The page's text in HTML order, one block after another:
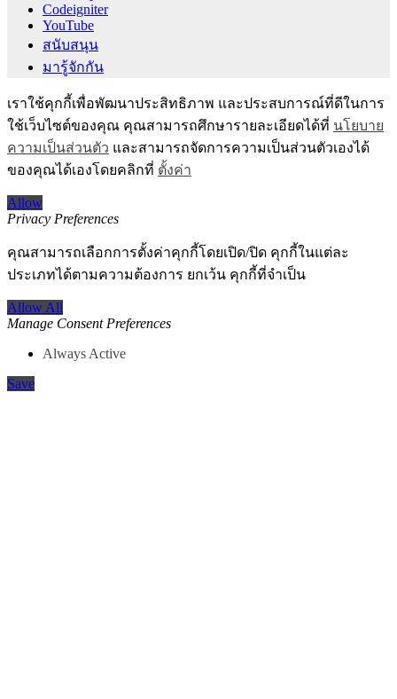
Codeigniter
YouTube
สนับสนุน
มารู้จักกัน
เราใช้คุกกี้เพื่อพัฒนาประสิทธิภาพ และประสบการณ์ที่ดีในการ
ใช้เว็บไซต์ของคุณ คุณสามารถศึกษารายละเอียดได้ที่ นโยบาย
ความเป็นส่วนตัว และสามารถจัดการความเป็นส่วนตัวเองได้
ของคุณได้เองโดยคลิกที่ ตั้งค่า
Allow
Privacy Preferences
คุณสามารถเลือกการตั้งค่าคุกกี้โดยเปิด/ปิด คุกกี้ในแต่ละ
ประเภทได้ตามความต้องการ ยกเว้น คุกกี้ที่จำเป็น
Allow All
Manage Consent Preferences
Always Active
Save